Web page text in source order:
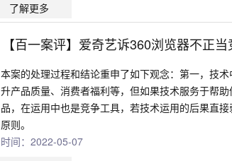
了解更多
【百一案评】爱奇艺诉360浏览器不正
本案的处理过程和结论重申了如下观念：第一，技
升产品质量、消费者福利等，但如果技术服务于帮
品，在运用中也是竞争工具，若技术运用的后果直
原则。
时间：2022-05-07